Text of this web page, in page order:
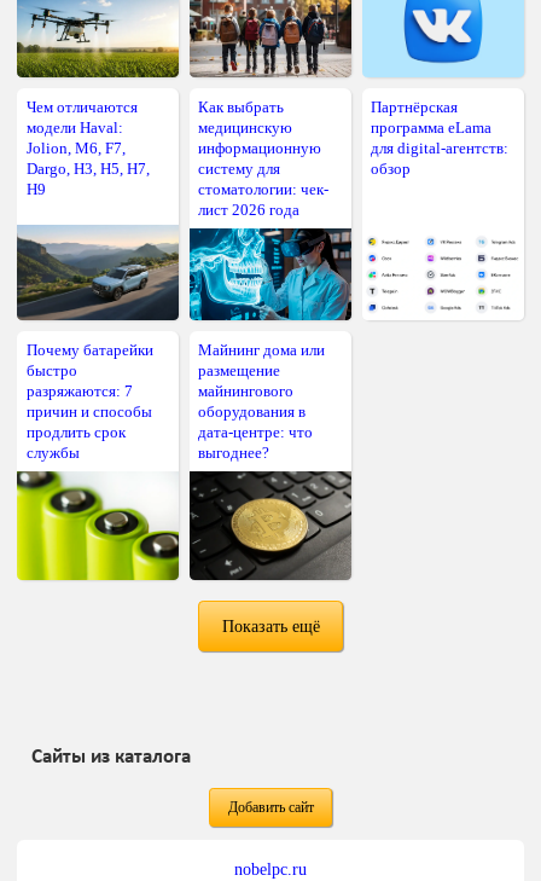
Чем отличаются
модели Haval:
Jolion, M6, F7,
Dargo, H3, H5, H7,
H9
Как выбрать
медицинскую
информационную
систему для
стоматологии: чек-
лист 2026 года
Партнёрская
программа eLama
для digital-агентств:
обзор
Почему батарейки
быстро
разряжаются: 7
причин и способы
продлить срок
службы
Майнинг дома или
размещение
майнингового
оборудования в
дата-центре: что
выгоднее?
Показать ещё
Сайты из каталога
Добавить сайт
nobelpc.ru